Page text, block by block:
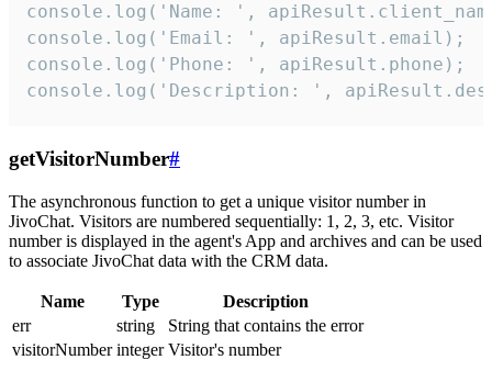
console.log('Name: ',
console.log('Email: ', apiResult.email);
console.log('Phone: ', apiResult.phone);
console.log('Description: ',
getVisitorNumber#
The asynchronous function to get a unique visitor number in
JivoChat. Visitors are numbered sequentially: 1, 2, 3, etc. Visitor
number is displayed in the agent's App and archives and can be used
to associate JivoChat data with the CRM data.
Name Type
Description
err
string
String that contains the error
visitorNumber integer Visitor's number